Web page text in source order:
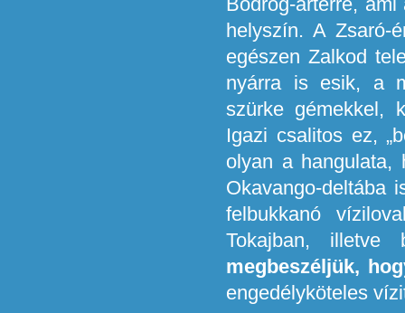
helyszín. A Zsaró-
egészen Zalkod
nyárra is esik, a
szürke gémekkel,
Igazi csalitos ez,
olyan a hangulata,
Okavango-deltába
felbukkanó
Tokajban,
megbeszéljük,
engedélyköteles